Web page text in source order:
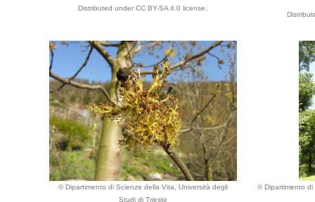
Distributed under CC BY-SA 4.0 license.
© Dipartimento di Scienze della Vita, Università degli
Studi di Trieste
© Dipartimento di